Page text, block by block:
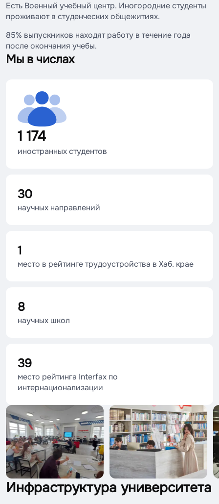
Есть Военный учебный центр. Иногородние студенты
проживают в студенческих общежитиях.
85% выпускников находят работу в течение года
после окончания учебы.
Мы в числах
1 174
иностранных студентов
30
научных направлений
1
место в рейтинге трудоустройства в Хаб. крае
8
научных школ
39
место рейтинга Interfax по
интернационализации
Инфраструктура университета